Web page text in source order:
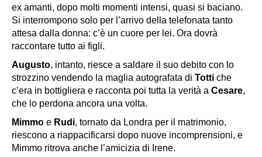
ex amanti, dopo molti momenti intensi, quasi si baciano.
Si interrompono solo per l’arrivo della telefonata tanto
attesa dalla donna: c’è un cuore per lei. Ora dovrà
raccontare tutto ai figli.
Augusto, intanto, riesce a saldare il suo debito con lo
strozzino vendendo la maglia autografata di Totti che
c’era in bottigliera e racconta poi tutta la verità a Cesare,
che lo perdona ancora una volta.
Mimmo e Rudi, tornato da Londra per il matrimonio,
riescono a riappacificarsi dopo nuove incomprensioni, e
Mimmo ritrova anche l’amicizia di Irene.